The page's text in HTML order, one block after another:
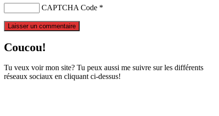
CAPTCHA Code *
Coucou!
Tu veux voir mon site? Tu peux aussi me suivre sur les différents
réseaux sociaux en cliquant ci-dessus!